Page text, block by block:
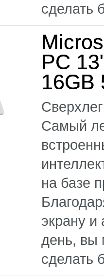
сделать
PC
16GB
Самый
на базе
экрану
день, вы
сделать